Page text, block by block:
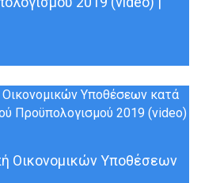
Οικονομικών Υποθέσεων